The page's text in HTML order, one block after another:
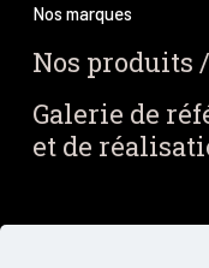
Nos marques
Nos produits
Galerie de
et de